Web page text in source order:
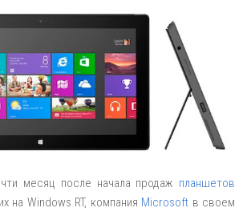
месяц после начала продаж планшетов
на Windows RT, компания Microsoft в своем